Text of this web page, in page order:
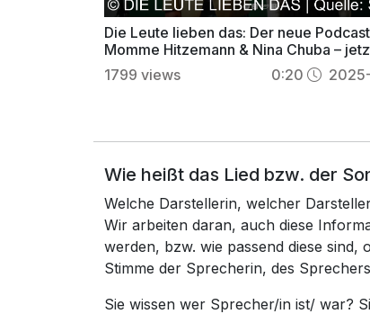
Die Leute lieben das: Der neue
Momme Hitzemann & Nina Chuba –
überall hören
1799 views 0:20
Wie heißt das Lied bzw. der
Welche Darstellerin, welcher
Wir arbeiten daran, auch diese
werden, bzw. wie passend diese
Stimme der Sprecherin, des
Sie wissen wer Sprecher/in ist/ war?